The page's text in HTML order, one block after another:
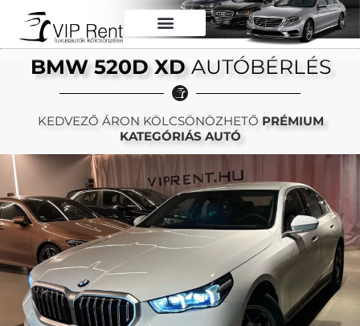
BMW 520D XDAUTÓBÉRLÉS
KEDVEZŐ ÁRON KÖLCSÖNÖZHETŐ PRÉMIUM
KATEGÓRIÁS AUTÓ